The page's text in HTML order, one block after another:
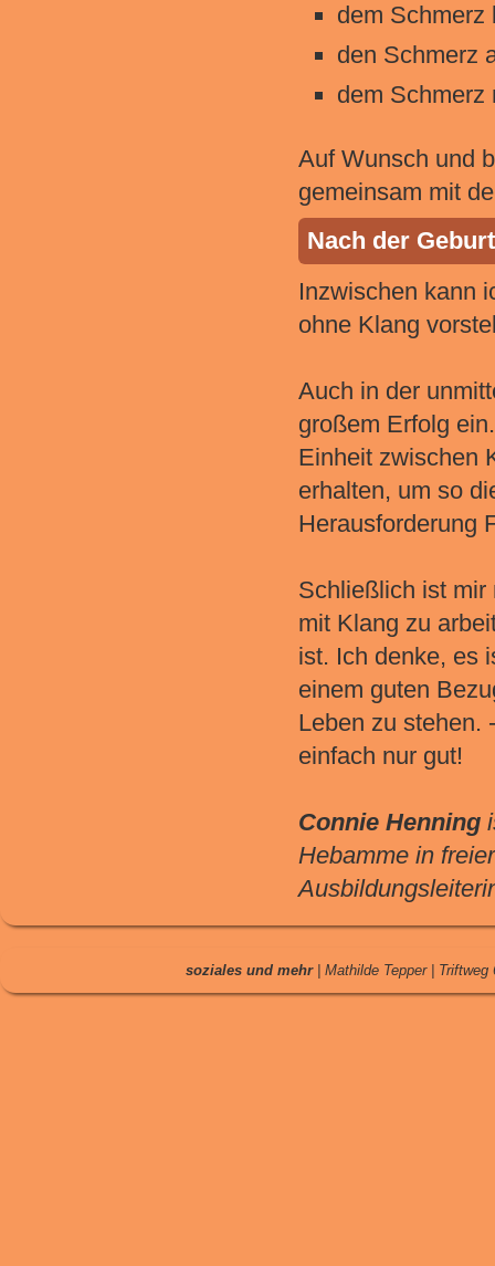
dem Schmerz
den Schmerz
dem Schmerz
Auf Wunsch und
gemeinsam mit
Nach der Geburt
Inzwischen kann
ohne Klang
Auch in der
großem Erfolg
Einheit zwischen
erhalten, um so
Herausforderung
Schließlich ist mir
mit Klang zu
ist. Ich denke, es
einem guten
Leben zu stehen.
einfach nur gut!
Connie Henning
Hebamme in
soziales und mehr| Mathilde Tepper | Triftweg